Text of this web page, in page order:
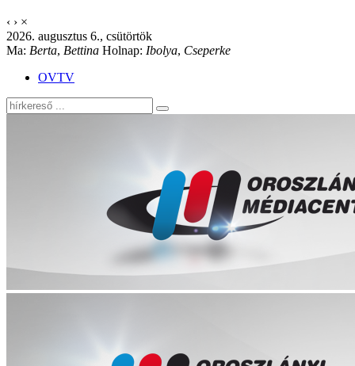
‹ › ×
2026. augusztus 6., csütörtök
Ma: Berta, Bettina Holnap: Ibolya, Cseperke
OVTV